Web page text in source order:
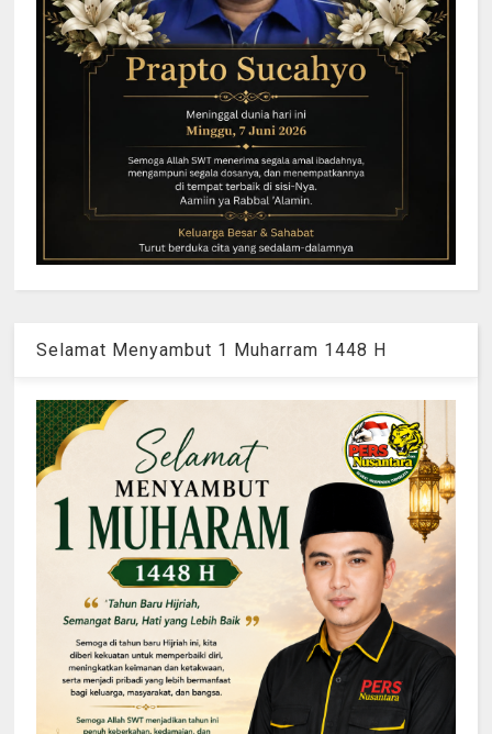
Selamat Menyambut 1 Muharram 1448 H